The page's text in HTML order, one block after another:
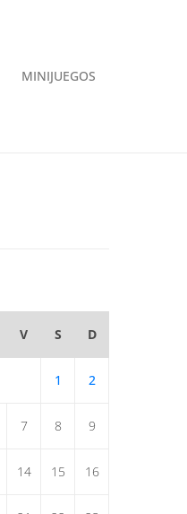
MINIJUEGOS
V S D
1 2
7 8 9
14 15 16